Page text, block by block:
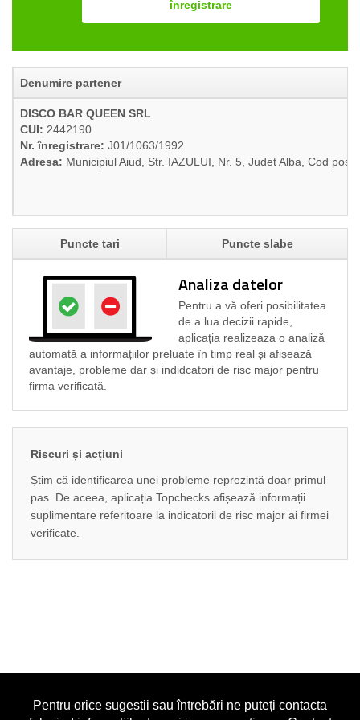
înregistrare
Denumire partener
DISCO BAR QUEEN SRL
CUI: 2442190
Nr. înregistrare: J01/1063/1992
Adresa: Municipiul Aiud, Str. IAZULUI, Nr. 5, Judet Alba, Cod
Puncte tari Puncte slabe
Analiza datelor
Pentru a vă oferi posibilitatea
de a lua decizii rapide,
aplicația realizeaza o analiză
automată a informațiilor preluate în timp real și afișează
avantaje, probleme dar și indidcatori de risc major pentru
firma verificată.
Riscuri și acțiuni
Știm că identificarea unei probleme reprezintă doar primul
pas. De aceea, aplicația Topchecks afișează informații
suplimentare referitoare la indicatorii de risc major ai firmei
verificate.
Pentru orice sugestii sau întrebări ne puteți contacta